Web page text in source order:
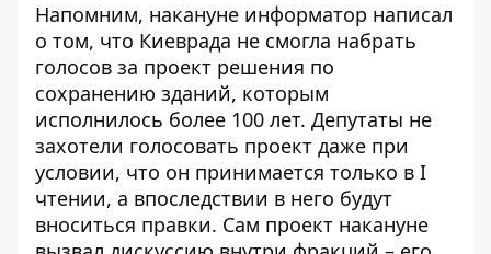
Напомним, накануне информатор написал
о том, что Киеврада не смогла набрать
голосов за проект решения по
сохранению зданий, которым
исполнилось более 100 лет. Депутаты не
захотели голосовать проект даже при
условии, что он принимается только в I
чтении, а впоследствии в него будут
вноситься правки. Сам проект накануне